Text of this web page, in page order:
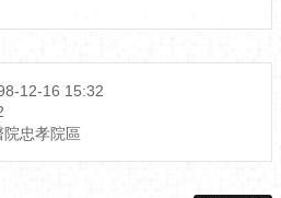
12-16 15:32
忠孝院區